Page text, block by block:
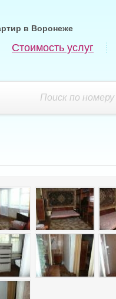
в Воронеже
Стоимость услуг
Поиск по